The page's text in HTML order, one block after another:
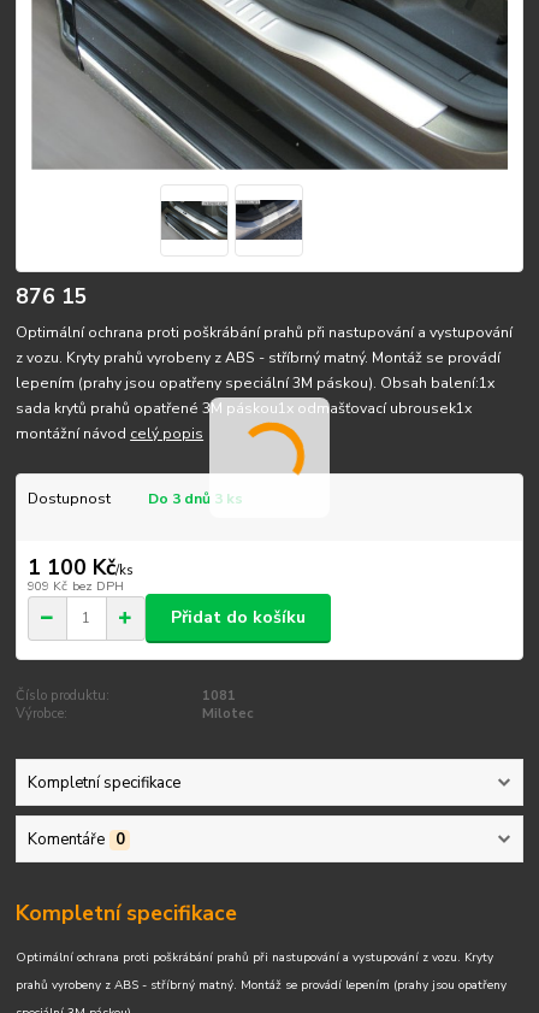
876 15
Optimální ochrana proti poškrábání prahů při nastupování a vystupování
z vozu. Kryty prahů vyrobeny z ABS - stříbrný matný. Montáž se provádí
lepením (prahy jsou opatřeny speciální 3M páskou). Obsah balení:1x
sada krytů prahů opatřené 3M páskou1x odmašťovací ubrousek1x
montážní návod celý popis
Dostupnost Do 3 dnů 3 ks
1 100 Kč/ks
909 Kč bez DPH
Přidat do košíku
Číslo produktu:
1081
Výrobce:
Milotec
Kompletní specifikace
Komentáře 0
Kompletní specifikace
Optimální ochrana proti poškrábání prahů při nastupování a vystupování z vozu. Kryty
prahů vyrobeny z ABS - stříbrný matný. Montáž se provádí lepením (prahy jsou opatřeny